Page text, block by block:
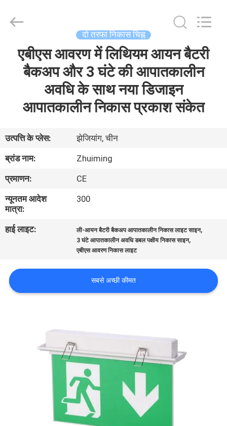
बारे
में
कारखाना
भ्रमण
गुणवत्ता
संपर्क
Technology
Co.,Ltd.
दो तरफा निकास चिह्न
एबीएस आवरण में लिथियम आयन बैटरी
बैकअप और 3 घंटे की आपातकालीन
अवधि के साथ नया डिजाइन
आपातकालीन निकास प्रकाश संकेत
उत्पत्ति के प्लेस:
झेजियांग, चीन
ब्रांड नाम:
Zhuiming
प्रमाणन:
CE
न्यूनतम आदेश
मात्रा:
300
हाई लाइट: ली-आयन बैटरी बैकअप आपातकालीन निकास लाइट साइन,
3 घंटे आपातकालीन अवधि डबल पक्षीय निकास साइन,
एबीएस आवरण निकास लाइट
सबसे अच्छी कीमत